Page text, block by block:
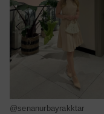
@senanurbayrakktar